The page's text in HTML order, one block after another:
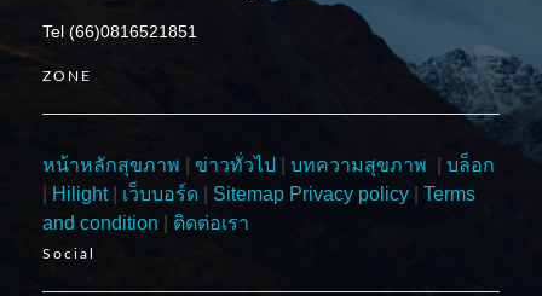
Tel (66)0816521851
ZONE
หน้าหลักสุขภาพ ข่าวทั่วไป บทความสุขภาพ
บล็อก
Hilight| เว็บบอร์ด Sitemap Privacy policy
Terms
and condition
ติดต่อเรา
Social